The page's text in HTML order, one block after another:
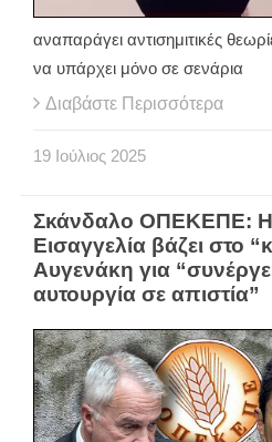
αναπαράγει αντισημιτικές
να υπάρχει μόνο σε σενάρια
Διαβάστε Περισσότερα
19 Ιούλιος 2025
Σκάνδαλο ΟΠΕΚΕΠΕ:
Εισαγγελία βάζει στο
Αυγενάκη για
αυτουργία σε απιστία”